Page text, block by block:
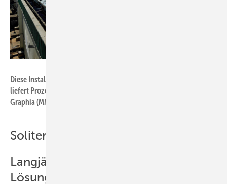
Diese Installation wurde 2021 in Izmir in der Türkei errichtet. Sie
liefert Prozesswärme und Kälte für die Firma ­Mayer Mellnhof
Graphia (MMG).
Soliterm Group
Langjährige Erfahrungen mit PTC-
Lösungen weltweit